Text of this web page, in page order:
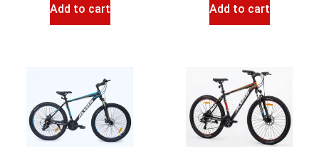
Add to cart Add to cart